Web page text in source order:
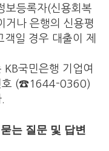
보등록자(신용회복
거나 은행의 신용평
일 경우 대출이 제
국민은행 기업여
호 (☎1644-0360)
는 질문 및 답변